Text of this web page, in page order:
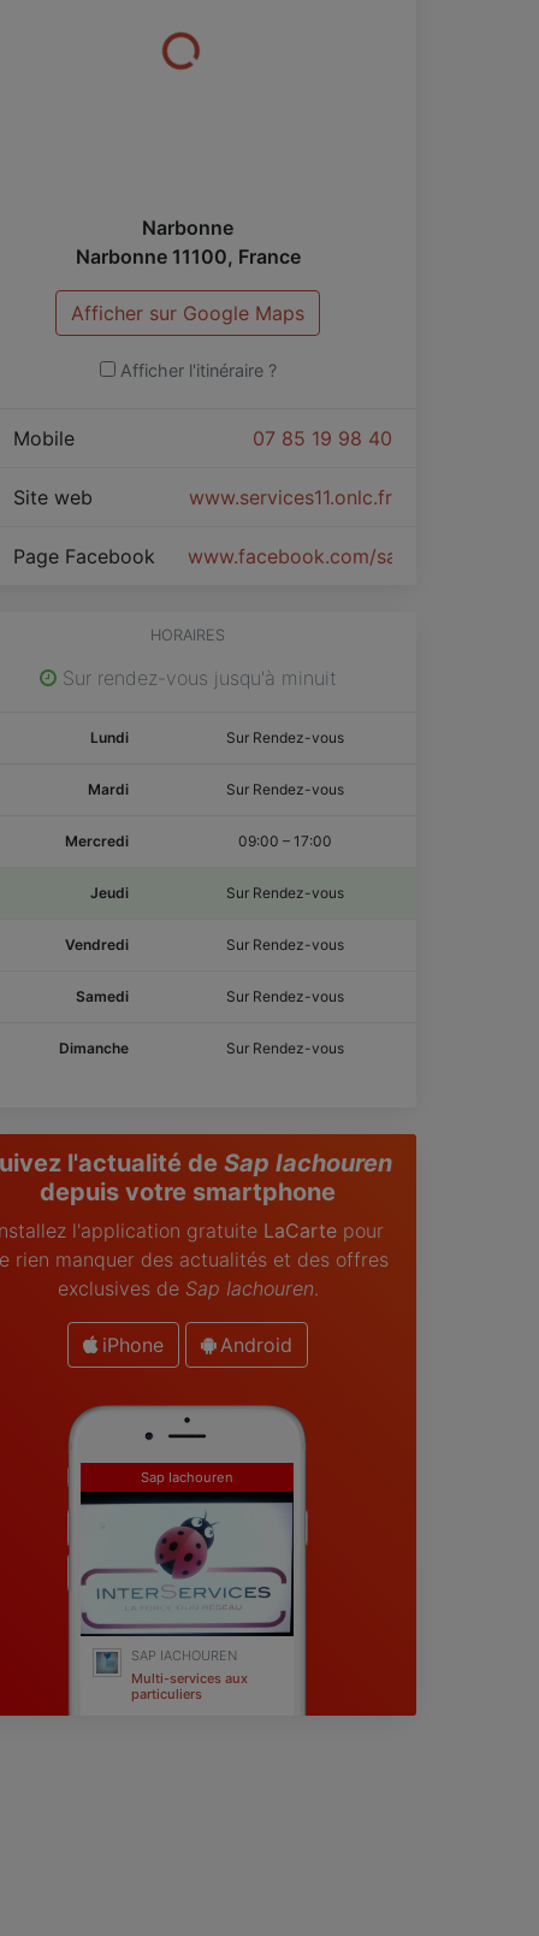
Narbonne
Narbonne 11100, France
Afficher sur Google Maps
Afficher l'itinéraire ?
07 85 19 98 40
Mobile
www.services11.onlc.fr
Site web
www.facebook.com/sap.iachouren/
Page Facebook
HORAIRES
Sur rendez-vous jusqu'à minuit
Lundi Sur Rendez-vous
Mardi Sur Rendez-vous
Mercredi 09:00 – 17:00
Jeudi Sur Rendez-vous
Vendredi Sur Rendez-vous
Samedi Sur Rendez-vous
Dimanche Sur Rendez-vous
l'actualité de Sap Iachouren
depuis votre smartphone
l'application gratuite LaCartepour
rien manquer des actualités et des offres
exclusives de Sap Iachouren.
iPhone Android
Sap Iachouren
SAP IACHOUREN
Multi-services aux
particuliers